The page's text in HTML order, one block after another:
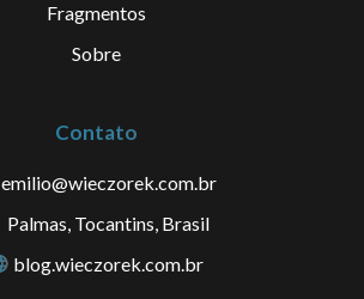
Fragmentos
Sobre
Contato
emilio@wieczorek.com.br
Palmas, Tocantins, Brasil
blog.wieczorek.com.br